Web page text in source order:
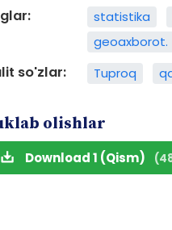
statistika
geoaxborot.
so'zlar: Tuproq
olishlar
Download 1 (Qism)